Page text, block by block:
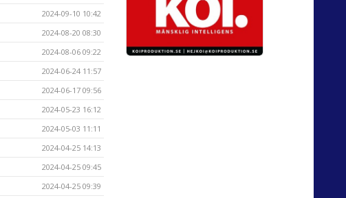
2024-09-10 10:42
2024-08-20 08:30
2024-08-06 09:22
2024-06-24 11:57
2024-06-17 09:56
2024-05-23 16:12
2024-05-03 11:11
2024-04-25 14:13
2024-04-25 09:45
2024-04-25 09:39